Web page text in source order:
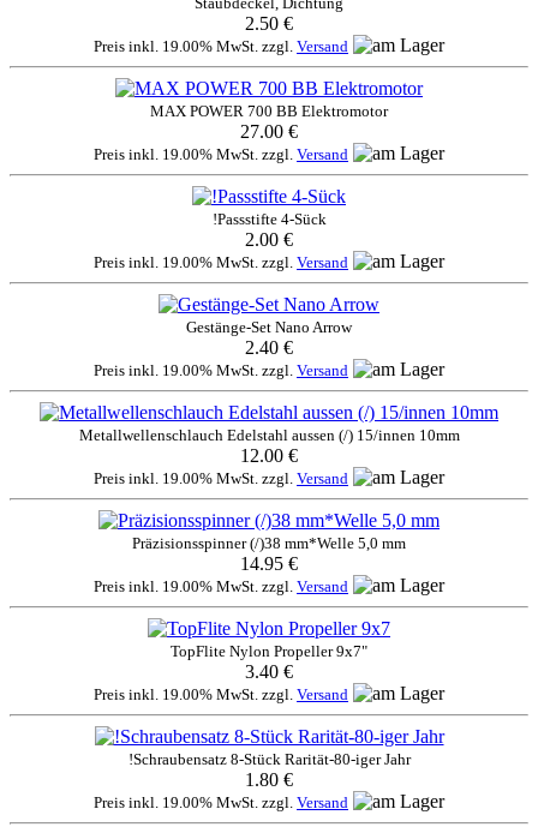
2.50 €
Preis inkl. 19.00% MwSt. zzgl. Versand
MAX POWER 700 BB Elektromotor
27.00 €
Preis inkl. 19.00% MwSt. zzgl. Versand
!Passstifte 4-Sück
2.00 €
Preis inkl. 19.00% MwSt. zzgl. Versand
Gestänge-Set Nano Arrow
2.40 €
Preis inkl. 19.00% MwSt. zzgl. Versand
Metallwellenschlauch Edelstahl aussen (/) 15/innen 10mm
12.00 €
Preis inkl. 19.00% MwSt. zzgl. Versand
Präzisionsspinner (/)38 mm*Welle 5,0 mm
14.95 €
Preis inkl. 19.00% MwSt. zzgl. Versand
TopFlite Nylon Propeller 9x7"
3.40 €
Preis inkl. 19.00% MwSt. zzgl. Versand
!Schraubensatz 8-Stück Rarität-80-iger Jahr
1.80 €
Preis inkl. 19.00% MwSt. zzgl. Versand